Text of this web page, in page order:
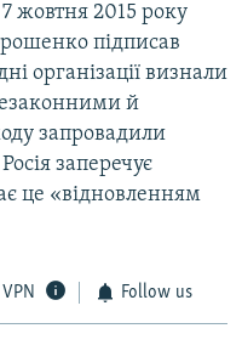
жовтня 2015 року
підписав
організації визнали
й
запровадили
заперечує
це «відновленням
Follow us